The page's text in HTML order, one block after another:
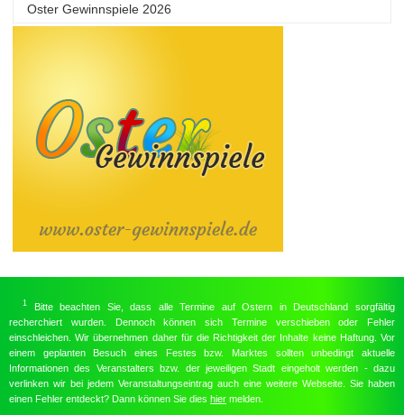
Oster Gewinnspiele 2026
1 Bitte beachten Sie, dass alle Termine auf Ostern in Deutschland sorgfältig
recherchiert wurden. Dennoch können sich Termine verschieben oder Fehler
einschleichen. Wir übernehmen daher für die Richtigkeit der Inhalte keine Haftung. Vor
einem geplanten Besuch eines Festes bzw. Marktes sollten unbedingt aktuelle
Informationen des Veranstalters bzw. der jeweiligen Stadt eingeholt werden - dazu
verlinken wir bei jedem Veranstaltungseintrag auch eine weitere Webseite. Sie haben
einen Fehler entdeckt? Dann können Sie dies hier melden.